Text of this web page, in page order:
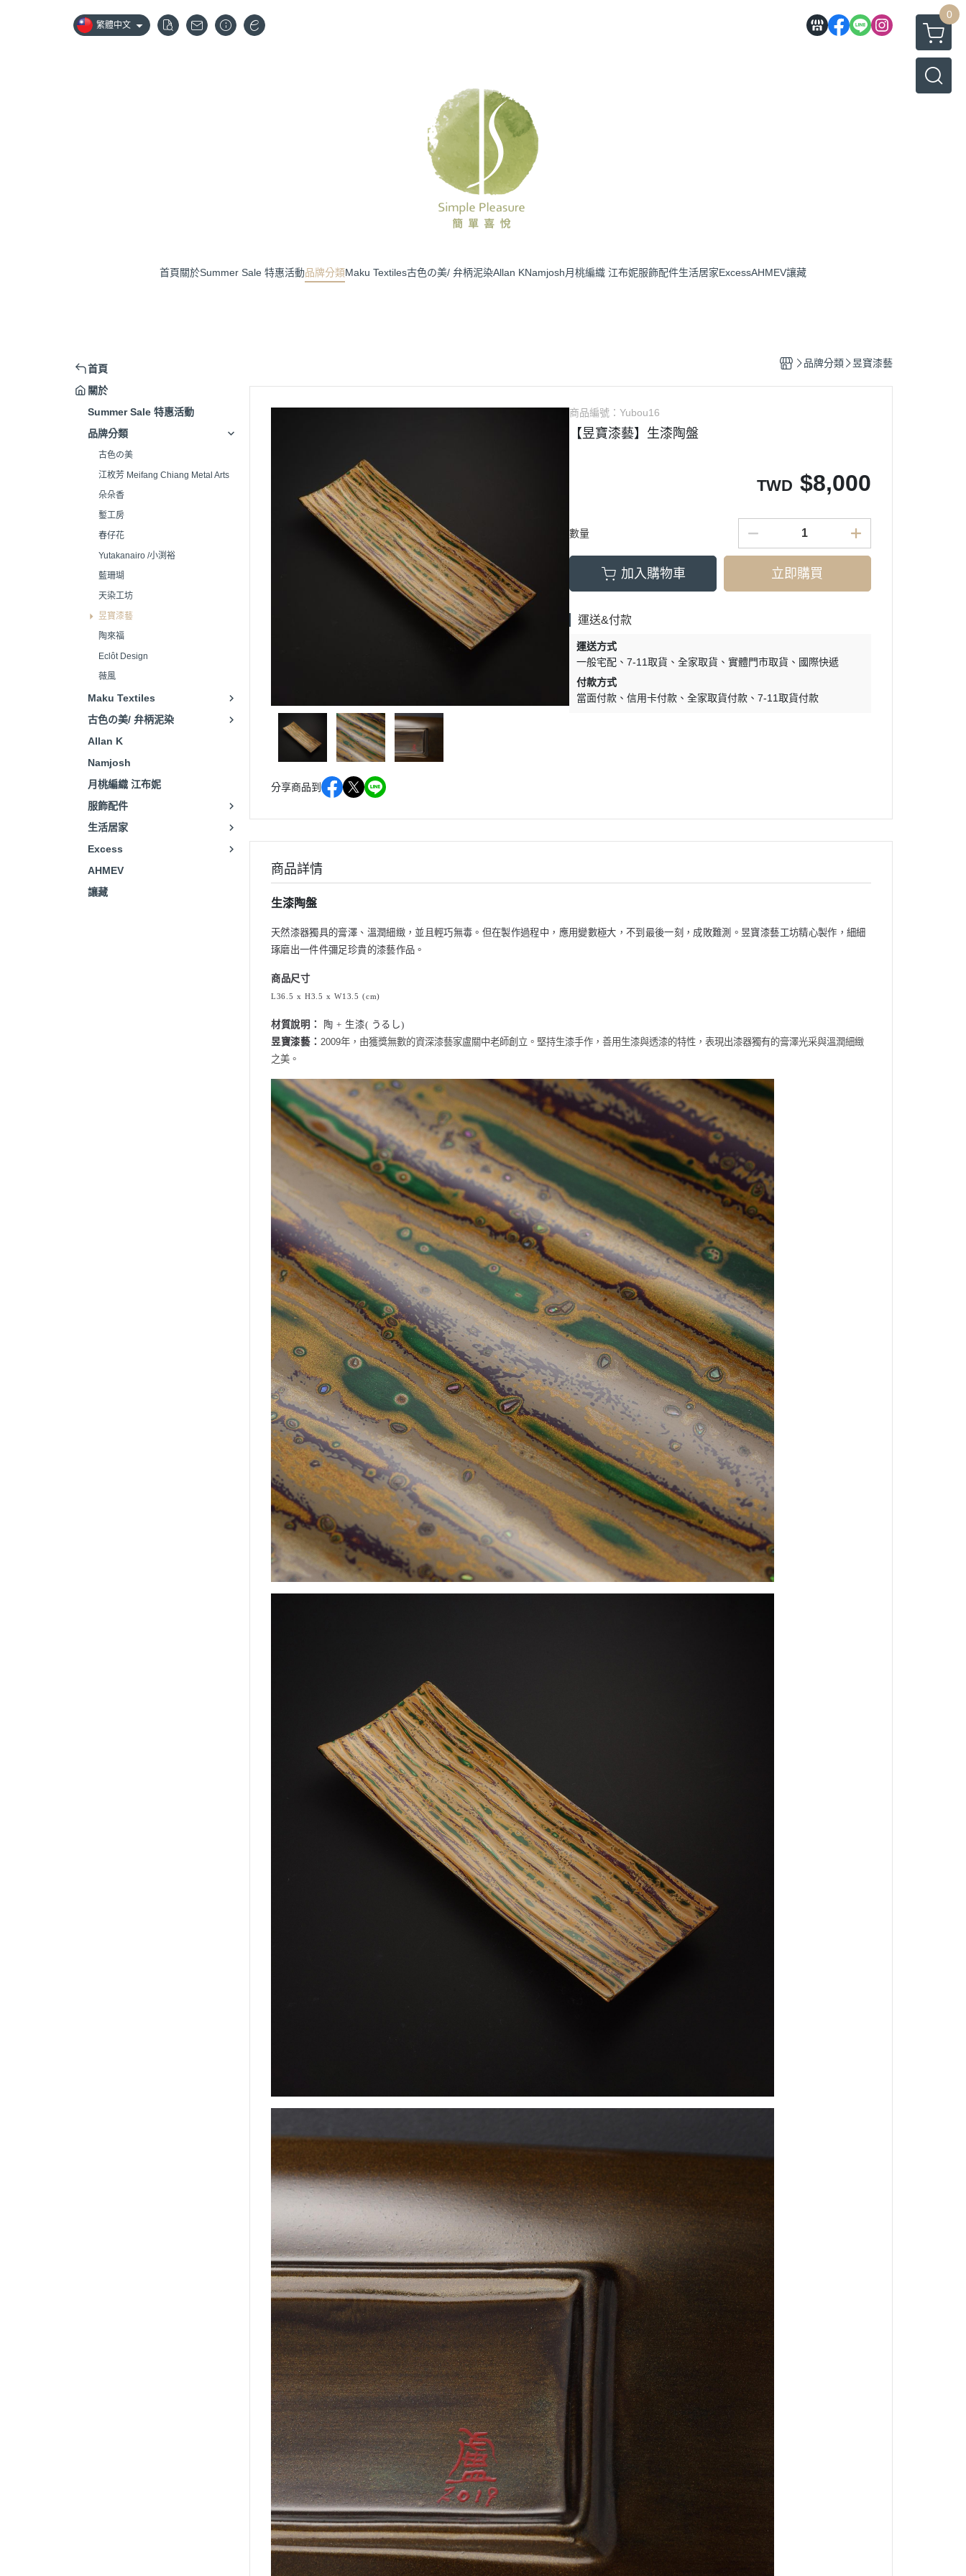
繁體中文
0
首頁關於Summer Sale 特惠活動品牌分類Maku Textiles古色の美/ 弁柄泥染Allan KNamjosh月桃編織 江布妮服飾配件生活居家ExcessAHMEV讓藏
首頁
關於
Summer Sale 特惠活動
品牌分類
古色の美
江枚芳 Meifang Chiang Metal Arts
朵朵香
鏨工房
春仔花
Yutakanairo /小渕裕
藍珊瑚
天染工坊
昱寶漆藝
陶來福
Eclôt Design
薇風
Maku Textiles
古色の美/ 弁柄泥染
Allan K
Namjosh
月桃編織 江布妮
服飾配件
生活居家
Excess
AHMEV
讓藏
品牌分類 昱寶漆藝
分享商品到
商品編號：Yubou16
【昱寶漆藝】生漆陶盤
TWD $8,000
數量
加入購物車 立即購買
運送&付款
運送方式
一般宅配
7-11取貨 全家取貨 實體門市取貨
國際快遞
付款方式
當面付款
信用卡付款 全家取貨付款 7-11取貨付款
商品詳情
生漆陶盤
天然漆器獨具的膏澤、溫潤細緻，並且輕巧無毒。但在製作過程中，應用變數極大，不到最後一刻，成敗難測。昱寶漆藝工坊精心製作，細細
琢磨出一件件彌足珍貴的漆藝作品。
商品尺寸
L36.5 x H3.5xW13.5 (cm)
材質說明： 陶 + 生漆( うるし)
昱寶漆藝： 2009年，由獲獎無數的資深漆藝家盧關中老師創立。 堅持生漆手作，善用生漆與透漆的特性，表現出漆器獨有的膏澤光采與溫潤細緻
之美。